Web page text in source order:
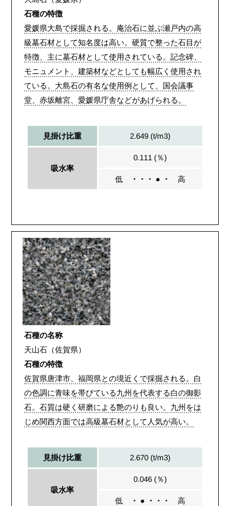
石種の特徴
愛媛県大島で採掘される。庵治石に並ぶ瀬戸内の高
級墓石材として知名度は高い。硬質で整った石目が
特徴、主に墓石材として使用されている。記念碑、
モニュメント、建築材などとしても幅広く使用され
ている。大島石の有名な使用例として、国会議事
堂、赤坂離宮、愛媛県庁舎などがあげられる。
見掛け比重 2.649 (t/m3)
吸水率
0.111 (％)
低 ・・・ ● ・ 高
石種の名称
天山石（佐賀県）
石種の特徴
佐賀県唐津市、福岡県との境近くで採掘される。白
の色調に青味を帯びている九州を代表する白の御影
石。石質は硬く研磨による艶のりも良い。九州をは
じめ関西方面では高級墓石材として人気が高い。
見掛け比重 2.670 (t/m3)
吸水率
0.046 (％)
低 ・ ● ・・・ 高